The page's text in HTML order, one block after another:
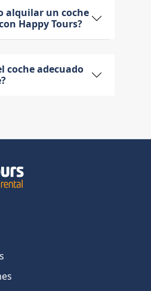
alquilar un coche
Happy Tours?
coche adecuado